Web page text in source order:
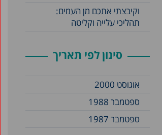
וקיבצתי אתכם מן העמים:
תהליכי עלייה וקליטה
סינון לפי תאריך
אוגוסט 2000
ספטמבר 1988
ספטמבר 1987